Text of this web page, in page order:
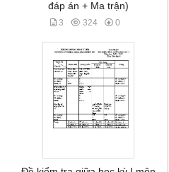
đáp án + Ma trận)
3 324 0